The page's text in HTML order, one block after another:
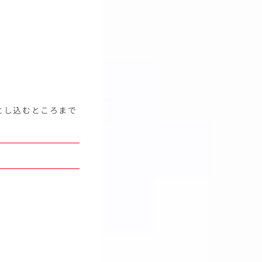
込むところまで